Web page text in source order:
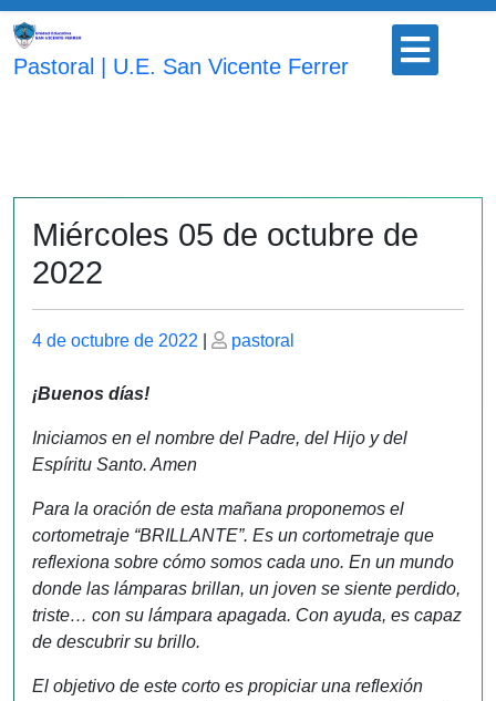
Saltar
contenido
Pastoral | U.E. San Vicente Ferrer
Botón
abrir
Miércoles 05 de octubre de
2022
Publicado
4 de octubre de 2022
Publicado
pastoral
¡Buenos días!
Iniciamos en el nombre del Padre, del Hijo y del
Espíritu Santo. Amen
Para la oración de esta mañana proponemos el
cortometraje “BRILLANTE”. Es un cortometraje que
reflexiona sobre cómo somos cada uno. En un mundo
donde las lámparas brillan, un joven se siente perdido,
triste… con su lámpara apagada. Con ayuda, es capaz
de descubrir su brillo.
El objetivo de este corto es propiciar una reflexión